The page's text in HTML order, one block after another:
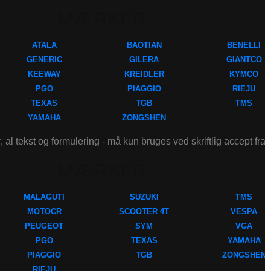
ATALA
GENERIC
KEEWAY
PGO
TEXAS
YAMAHA
BAOTIAN
GILERA
KREIDLER
PIAGGIO
TGB
ZONGSHEN
BENELLI
GIANTCO
KYMCO
RIEJU
TMS
al tekst og formulering - må kun bruges ved skriftlig accept
MALAGUTI
MOTOCR
PEUGEOT
PGO
PIAGGIO
SUZUKI
SCOOTER 4T
SYM
TEXAS
TGB
TMS
VESPA
VGA
YAMAHA